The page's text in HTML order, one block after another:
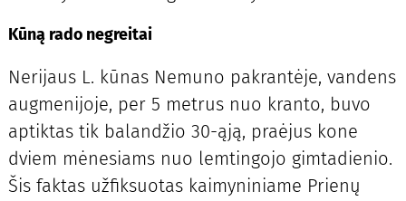
Kūną rado negreitai
Nerijaus L. kūnas Nemuno pakrantėje, vandens
augmenijoje, per 5 metrus nuo kranto, buvo
aptiktas tik balandžio 30-ąją, praėjus kone
dviem mėnesiams nuo lemtingojo gimtadienio.
Šis faktas užfiksuotas kaimyniniame Prienų